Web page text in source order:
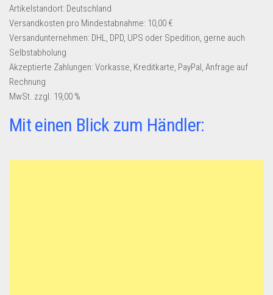
Kostenlos verkaufen
Anmelden
Kostenlos Registrieren
Newsletter
Artikelstandort: Deutschland
Versandkosten pro Mindestabnahme: 10,00 €
Versandunternehmen: DHL, DPD, UPS oder Spedition, gerne auch
Selbstabholung
Akzeptierte Zahlungen: Vorkasse, Kreditkarte, PayPal, Anfrage auf
Rechnung
MwSt. zzgl. 19,00 %
Mit einen Blick zum Händler: